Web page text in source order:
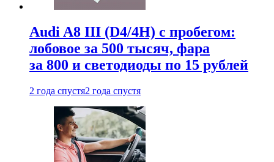
Audi A8 III (D4/4H) c пробегом:
лобовое за 500 тысяч, фара
за 800 и светодиоды по 15 рублей
2 года спустя2 года спустя